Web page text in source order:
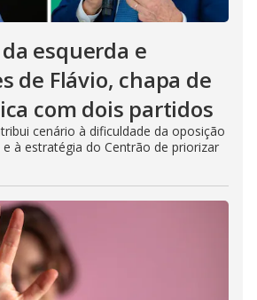
o
esquerda e
de Flávio, chapa de
com dois partidos
cenário à dificuldade da oposição
à estratégia do Centrão de priorizar